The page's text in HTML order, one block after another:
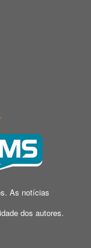
As notícias
dos autores.